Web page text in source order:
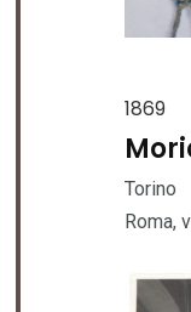
1869
Torino
Roma,